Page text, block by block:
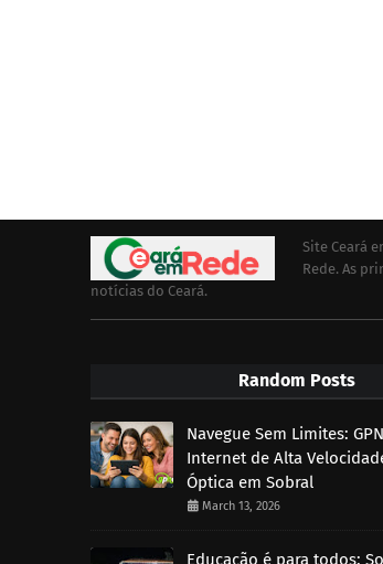
Site Ceará
Rede. As
notícias do Ceará.
Random Posts
Navegue Sem Limites:
Internet de Alta
Óptica em Sobral
March 13, 2026
Educação é para todos: